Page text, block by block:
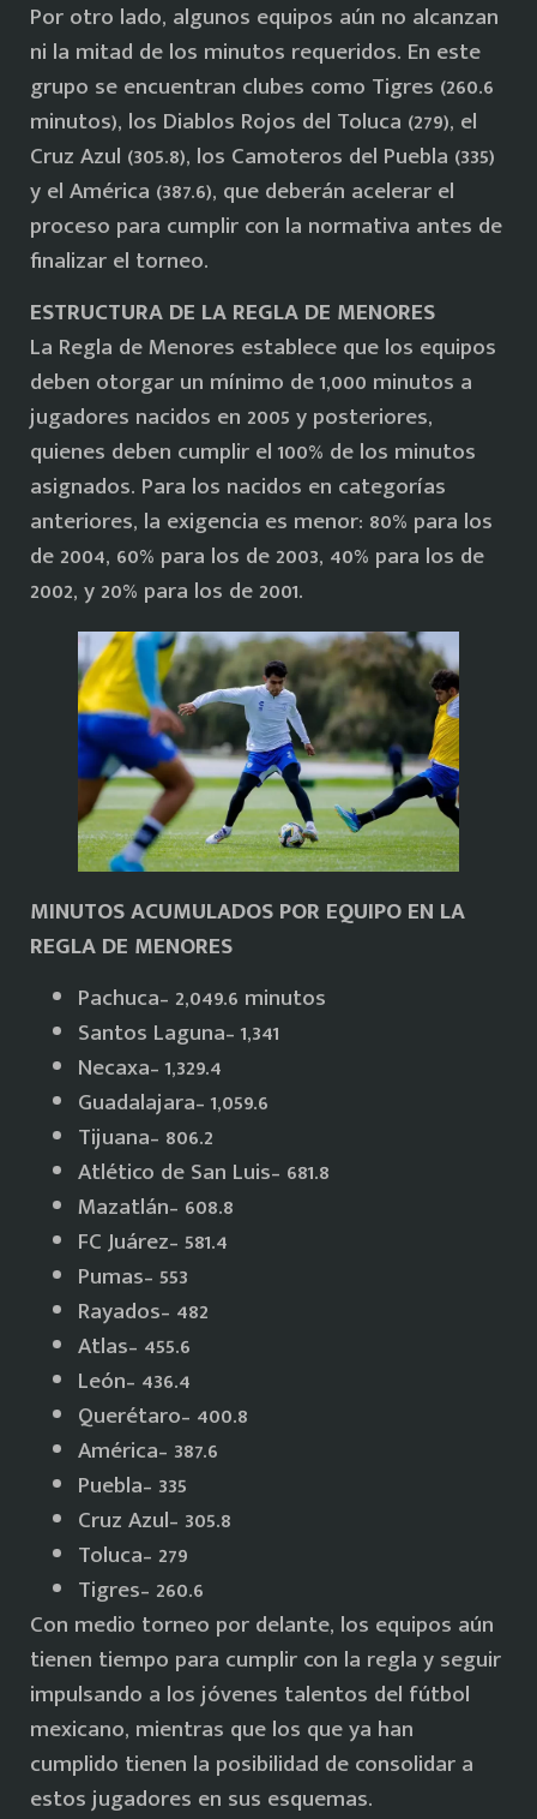
Por otro lado, algunos equipos aún no alcanzan
ni la mitad de los minutos requeridos. En este
grupo se encuentran clubes como Tigres (260.6
minutos), los Diablos Rojos del Toluca (279), el
Cruz Azul (305.8), los Camoteros del Puebla (335)
y el América (387.6), que deberán acelerar el
proceso para cumplir con la normativa antes de
finalizar el torneo.
ESTRUCTURA DE LA REGLA DE MENORES
La Regla de Menores establece que los equipos
deben otorgar un mínimo de 1,000 minutos a
jugadores nacidos en 2005 y posteriores,
quienes deben cumplir el 100% de los minutos
asignados. Para los nacidos en categorías
anteriores, la exigencia es menor: 80% para los
de 2004, 60% para los de 2003, 40% para los de
2002, y 20% para los de 2001.
MINUTOS ACUMULADOS POR EQUIPO EN LA
REGLA DE MENORES
Pachuca– 2,049.6 minutos
Santos Laguna– 1,341
Necaxa– 1,329.4
Guadalajara– 1,059.6
Tijuana– 806.2
Atlético de San Luis– 681.8
Mazatlán– 608.8
FC Juárez– 581.4
Pumas– 553
Rayados– 482
Atlas– 455.6
León– 436.4
Querétaro– 400.8
América– 387.6
Puebla– 335
Cruz Azul– 305.8
Toluca– 279
Tigres– 260.6
Con medio torneo por delante, los equipos aún
tienen tiempo para cumplir con la regla y seguir
impulsando a los jóvenes talentos del fútbol
mexicano, mientras que los que ya han
cumplido tienen la posibilidad de consolidar a
estos jugadores en sus esquemas.